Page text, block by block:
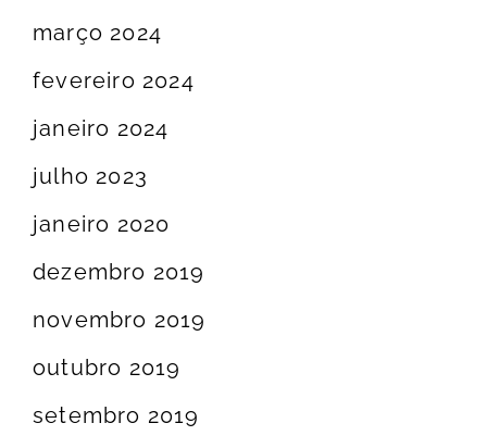
março 2024
fevereiro 2024
janeiro 2024
julho 2023
janeiro 2020
dezembro 2019
novembro 2019
outubro 2019
setembro 2019